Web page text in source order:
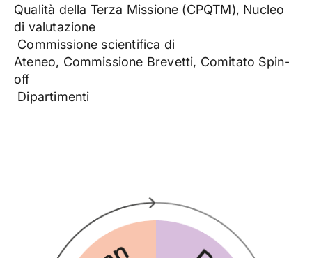
Qualità della Terza Missione (CPQTM), Nucleo
di valutazione
Commissione scientifica di
Ateneo, Commissione Brevetti, Comitato Spin-
off
Dipartimenti